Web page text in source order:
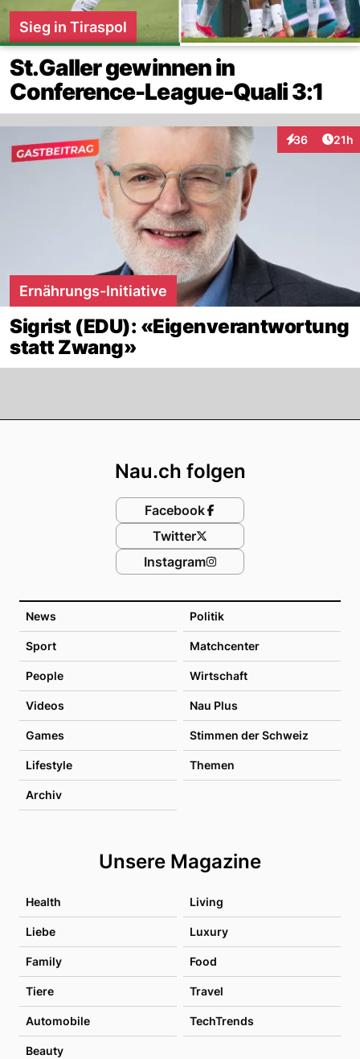
Sieg in Tiraspol
St.Galler gewinnen in
Conference-League-Quali 3:1
36
Interaktionen
21h
Ernährungs-Initiative
Sigrist (EDU): «Eigenverantwortung
statt Zwang»
News Politik
Sport Matchcenter
People Wirtschaft
Videos Nau Plus
Games Stimmen der Schweiz
Lifestyle Themen
Archiv
Unsere Magazine
Health Living
Liebe Luxury
Family Food
Tiere Travel
Automobile TechTrends
Beauty
Nau.ch folgen
Facebook
Twitter
Instagram